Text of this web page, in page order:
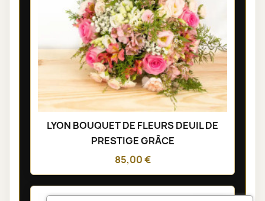
LYON BOUQUET DE FLEURS DEUIL DE
PRESTIGE GRÂCE
85,00 €